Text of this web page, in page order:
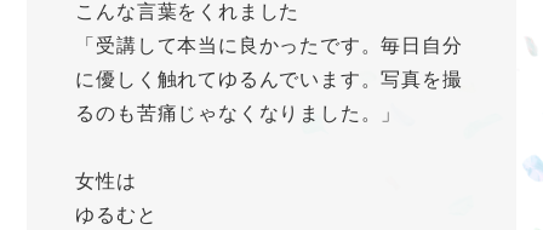
こんな言葉をくれました
「受講して本当に良かったです。毎日自分
に優しく触れてゆるんでいます。写真を撮
るのも苦痛じゃなくなりました。」
女性は
ゆるむと